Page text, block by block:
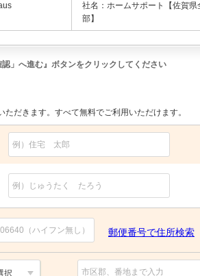
社名：ホームサポート【佐賀
部】
」へ進む』ボタンをクリックしてください
だきます。すべて無料でご利用いただけます。
郵便番号で住所検索